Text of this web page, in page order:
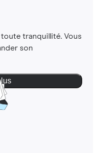
tranquillité. Vous
son